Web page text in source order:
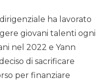
ha lavorato
giovani talenti ogni
nel 2022 e Yann
di sacrificare
per finanziare